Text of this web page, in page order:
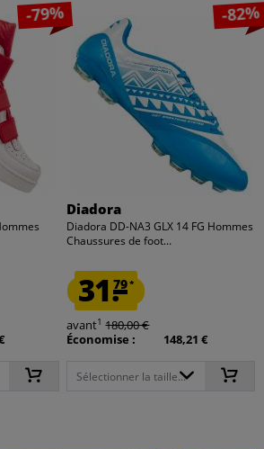
-79% -82%
Diadora
Diadora DD-NA3 GLX 14 FG Hommes
Chaussures de foot...
31.79*
avant1 180,00 €
Économise :
148,21 €
Sélectionner la taille...